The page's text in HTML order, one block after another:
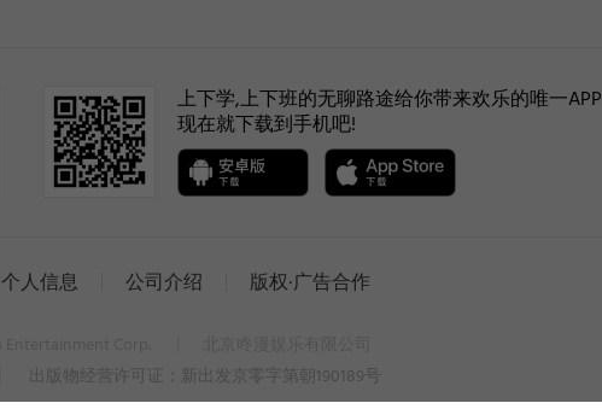
家
like
上下学,上下班的无聊路途给你带来欢乐的唯一APP
现在就下载到手机吧!
个人信息 公司介绍 版权·广告合作
出版物经营许可证：新出发京零字第朝190189号